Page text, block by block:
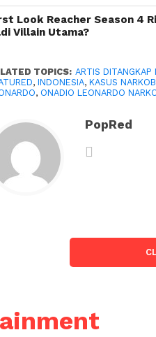
Look Reacher Season 4
Villain Utama?
TOPICS: ARTIS DITANGKAP
,INDONESIA,KASUS
, ONADIO LEONARDO
PopRed